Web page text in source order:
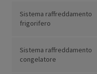
Sistema raffreddamento
frigorifero
Sistema raffreddamento
congelatore